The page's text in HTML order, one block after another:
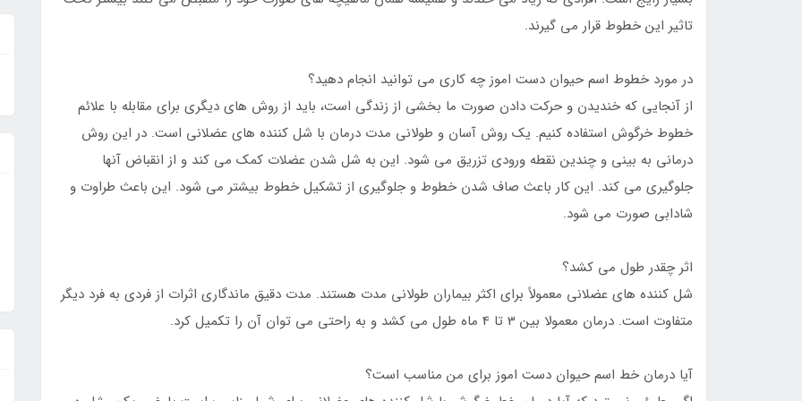
تاثیر این خطوط قرار می گیرند.
در مورد خطوط اسم حیوان دست اموز چه کاری می توانید انجام دهید؟
از آنجایی که خندیدن و حرکت دادن صورت ما بخشی از زندگی است، باید از روش های دیگری برای مقابله با علائم
خطوط خرگوش استفاده کنیم. یک روش آسان و طولانی مدت درمان با شل کننده های عضلانی است. در این روش
درمانی به بینی و چندین نقطه ورودی تزریق می شود. این به شل شدن عضلات کمک می کند و از انقباض آنها
جلوگیری می کند. این کار باعث صاف شدن خطوط و جلوگیری از تشکیل خطوط بیشتر می شود. این باعث طراوت و
شادابی صورت می شود.
اثر چقدر طول می کشد؟
شل کننده های عضلانی معمولاً برای اکثر بیماران طولانی مدت هستند. مدت دقیق ماندگاری اثرات از فردی به فرد دیگر
متفاوت است. درمان معمولا بین 3 تا 4 ماه طول می کشد و به راحتی می توان آن را تکمیل کرد.
آیا درمان خط اسم حیوان دست اموز برای من مناسب است؟